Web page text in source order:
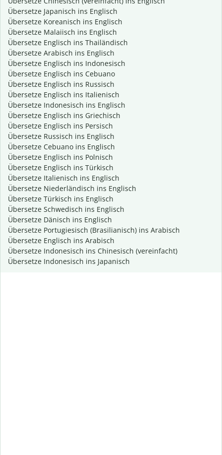
Übersetze Japanisch ins Englisch
Übersetze Koreanisch ins Englisch
Übersetze Malaiisch ins Englisch
Übersetze Englisch ins Thailändisch
Übersetze Arabisch ins Englisch
Übersetze Englisch ins Indonesisch
Übersetze Englisch ins Cebuano
Übersetze Englisch ins Russisch
Übersetze Englisch ins Italienisch
Übersetze Indonesisch ins Englisch
Übersetze Englisch ins Griechisch
Übersetze Englisch ins Persisch
Übersetze Russisch ins Englisch
Übersetze Cebuano ins Englisch
Übersetze Englisch ins Polnisch
Übersetze Englisch ins Türkisch
Übersetze Italienisch ins Englisch
Übersetze Niederländisch ins Englisch
Übersetze Türkisch ins Englisch
Übersetze Schwedisch ins Englisch
Übersetze Dänisch ins Englisch
Übersetze Portugiesisch (Brasilianisch) ins Arabisch
Übersetze Englisch ins Arabisch
Übersetze Indonesisch ins Chinesisch (vereinfacht)
Übersetze Indonesisch ins Japanisch